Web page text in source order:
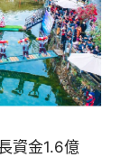
資金1.6億